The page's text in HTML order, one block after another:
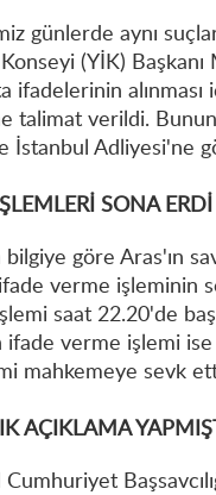
günlerde aynı
Konseyi (YİK)
ifadelerinin
talimat verildi.
İstanbul Adliyesi'ne
SONA ERDİ
bilgiye göre Aras'ın
verme işleminin
saat 22.20'de
ifade verme işlemi
mahkemeye sevk
AÇIKLAMA
Cumhuriyet